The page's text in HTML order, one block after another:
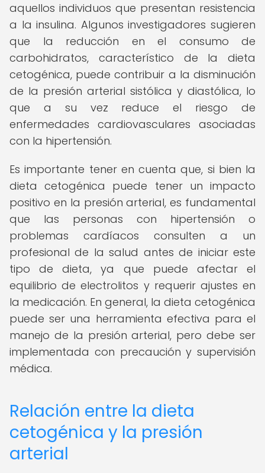
aquellos individuos que presentan resistencia
a la insulina. Algunos investigadores sugieren
que la reducción en el consumo de
carbohidratos, característico de la dieta
cetogénica, puede contribuir a la disminución
de la presión arterial sistólica y diastólica, lo
que a su vez reduce el riesgo de
enfermedades cardiovasculares asociadas
con la hipertensión.
Es importante tener en cuenta que, si bien la
dieta cetogénica puede tener un impacto
positivo en la presión arterial, es fundamental
que las personas con hipertensión o
problemas cardíacos consulten a un
profesional de la salud antes de iniciar este
tipo de dieta, ya que puede afectar el
equilibrio de electrolitos y requerir ajustes en
la medicación. En general, la dieta cetogénica
puede ser una herramienta efectiva para el
manejo de la presión arterial, pero debe ser
implementada con precaución y supervisión
médica.
Relación entre la dieta
cetogénica y la presión
arterial